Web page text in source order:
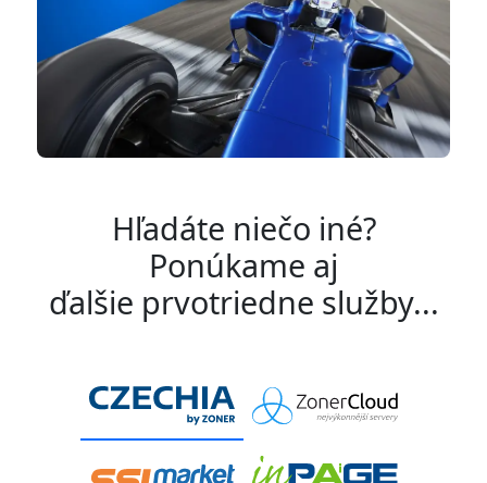
Hľadáte niečo iné?
Ponúkame aj
ďalšie prvotriedne služby...